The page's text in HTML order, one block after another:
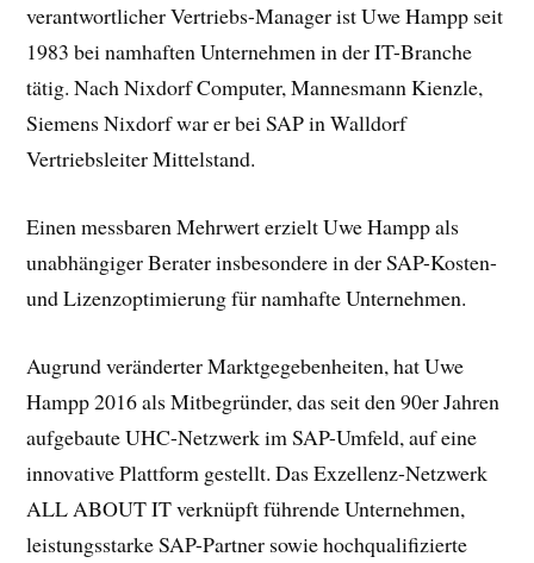
verantwortlicher Vertriebs-Manager ist Uwe Hampp seit
1983 bei namhaften Unternehmen in der IT-Branche
tätig. Nach Nixdorf Computer, Mannesmann Kienzle,
Siemens Nixdorf war er bei SAP in Walldorf
Vertriebsleiter Mittelstand.
Einen messbaren Mehrwert erzielt Uwe Hampp als
unabhängiger Berater insbesondere in der SAP-Kosten-
und Lizenzoptimierung für namhafte Unternehmen.
Augrund veränderter Marktgegebenheiten, hat Uwe
Hampp 2016 als Mitbegründer, das seit den 90er Jahren
aufgebaute UHC-Netzwerk im SAP-Umfeld, auf eine
innovative Plattform gestellt. Das Exzellenz-Netzwerk
ALL ABOUT IT verknüpft führende Unternehmen,
leistungsstarke SAP-Partner sowie hochqualifizierte